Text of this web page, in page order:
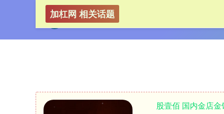
加杠网 相关话题
股壹佰 国内金店